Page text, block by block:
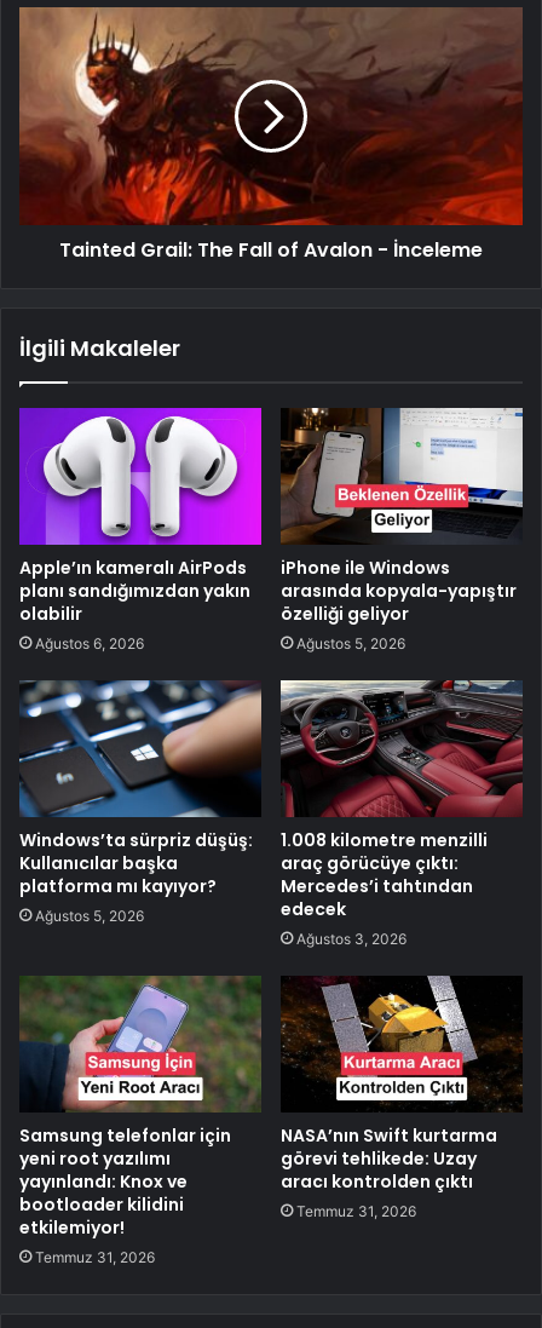
Tainted Grail: The Fall of Avalon - İnceleme
İlgili Makaleler
Apple’ın kameralı AirPods
planı sandığımızdan yakın
olabilir
Ağustos 6, 2026
iPhone ile Windows
arasında kopyala-yapıştır
özelliği geliyor
Ağustos 5, 2026
Windows’ta sürpriz düşüş:
Kullanıcılar başka
platforma mı kayıyor?
Ağustos 5, 2026
1.008 kilometre menzilli
araç görücüye çıktı:
Mercedes’i tahtından
edecek
Ağustos 3, 2026
Samsung telefonlar için
yeni root yazılımı
yayınlandı: Knox ve
bootloader kilidini
etkilemiyor!
Temmuz 31, 2026
NASA’nın Swift kurtarma
görevi tehlikede: Uzay
aracı kontrolden çıktı
Temmuz 31, 2026